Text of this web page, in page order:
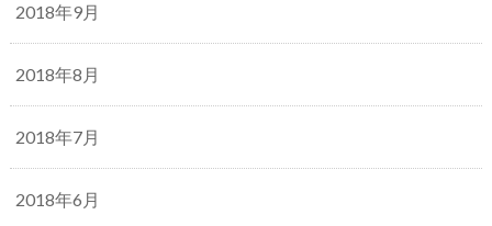
2018年9月
2018年8月
2018年7月
2018年6月